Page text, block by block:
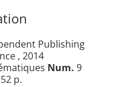
Publishing
, 2014
Num. 9
p.